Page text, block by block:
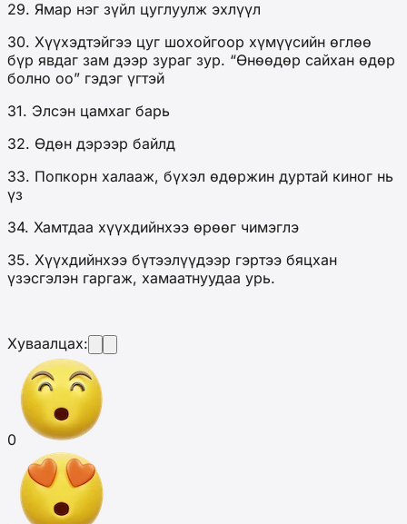
29. Ямар нэг зүйл цуглуулж эхлүүл
30. Хүүхэдтэйгээ цуг шохойгоор хүмүүсийн өглөө
бүр явдаг зам дээр зураг зур. “Өнөөдөр сайхан өдөр
болно оо” гэдэг үгтэй
31. Элсэн цамхаг барь
32. Өдөн дэрээр байлд
33. Попкорн халааж, бүхэл өдөржин дуртай киног нь
үз
34. Хамтдаа хүүхдийнхээ өрөөг чимэглэ
35. Хүүхдийнхээ бүтээлүүдээр гэртээ бяцхан
үзэсгэлэн гаргаж, хамаатнуудаа урь.
Хуваалцах:
0